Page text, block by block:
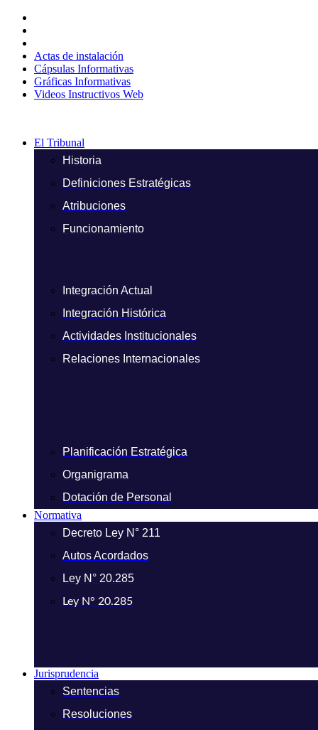
contenido
Actas de instalación
Cápsulas Informativas
Gráficas Informativas
Videos Instructivos Web
El Tribunal
Historia
Definiciones Estratégicas
Atribuciones
Funcionamiento
Integración Actual
Integración Histórica
Actividades Institucionales
Relaciones Internacionales
Planificación Estratégica
Organigrama
Dotación de Personal
Normativa
Decreto Ley N° 211
Autos Acordados
Ley N° 20.285
Ley N° 20.285
Jurisprudencia
Sentencias
Resoluciones